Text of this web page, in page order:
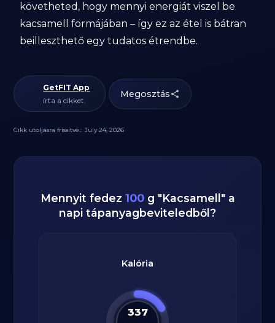
követheted, hogy mennyi energiát viszel be
kacsamell formájában – így ez az étel is bátran
beilleszthető egy tudatos étrendbe.
GetFIT App
írta a cikket.
Megosztás
Cikk utoljásra frissítve.: July 24, 2026
Mennyit fedez 100 g "Kacsamell " a
napi tápanyagbeviteledből?
Kalória
337